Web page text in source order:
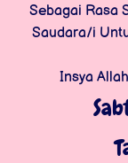
Sebagai Rasa
Saudara/i
Insya